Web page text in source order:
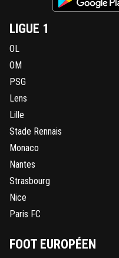
LIGUE 1
OL
OM
PSG
Lens
Lille
Stade Rennais
Monaco
Nantes
Strasbourg
Nice
Paris FC
FOOT EUROPÉEN